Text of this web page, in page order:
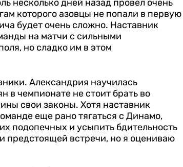
несколько дней назад провел очень
которого азовцы не попали в первую
будет очень сложно. Наставник
на матчи с сильными
но сладко им в этом
Александрия научилась
чемпионате не стоит брать во
свои законы. Хотя наставник
еще рано тягаться с Динамо,
подопечных и усыпить бдительность
предстоящей встречи, но я оцениваю